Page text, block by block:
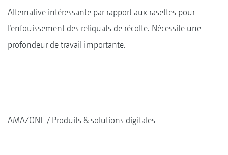
Alternative intéressante par rapport aux rasettes pour
l’enfouissement des reliquats de récolte. Nécessite une
profondeur de travail importante.
AMAZONE Produits & solutions digitales